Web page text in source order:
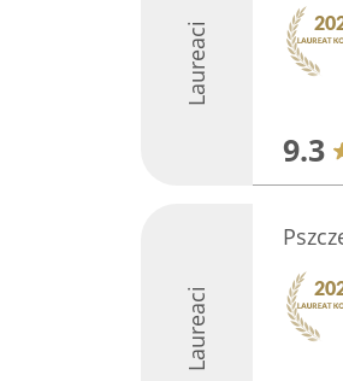
Laureaci
9.3
Laureaci